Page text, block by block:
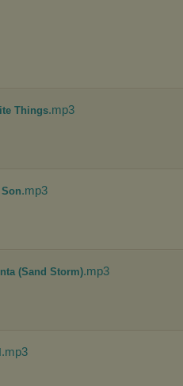
Things.mp3
.mp3
(Sand Storm).mp3
.mp3